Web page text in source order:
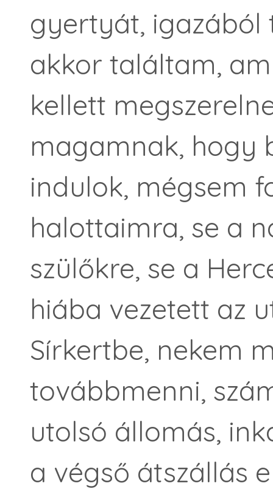
gyertyát, igazából
akkor találtam,
kellett
magamnak, hogy
indulok, mégsem
halottaimra, se a
szülőkre, se a
hiába vezetett az
Sírkertbe, nekem
továbbmenni,
utolsó állomás,
a végső átszállás